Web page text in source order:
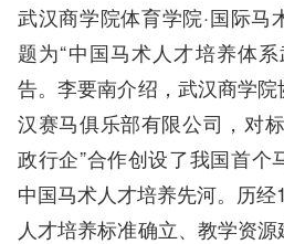
武汉商学院体育学院·国际马
题为“中国马术人才培养体
告。李要南介绍，武汉商学
汉赛马俱乐部有限公司，对
政行企”合作创设了我国首个
中国马术人才培养先河。历
人才培养标准确立、教学资源